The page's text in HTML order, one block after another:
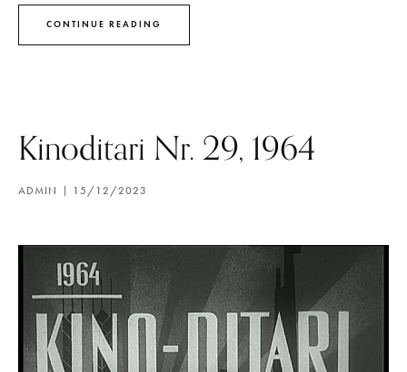
CONTINUE READING
Kinoditari Nr. 29, 1964
ADMIN 15/12/2023